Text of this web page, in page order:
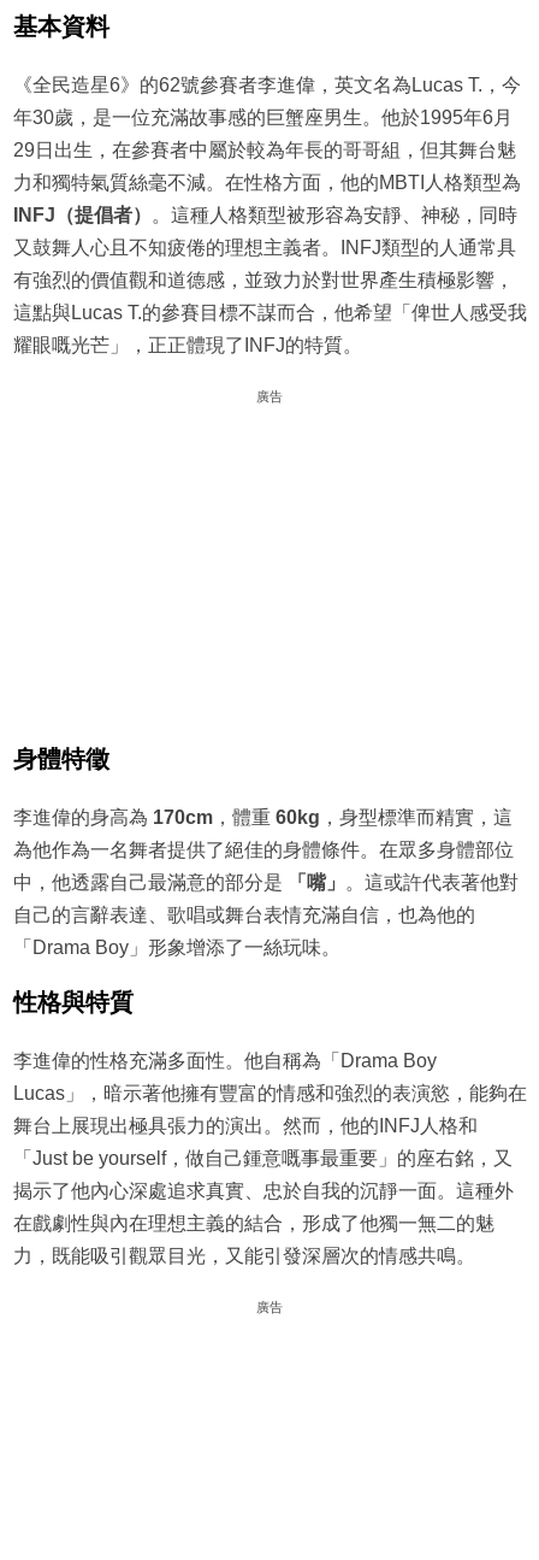
基本資料
《全民造星6》的62號參賽者李進偉，英文名為Lucas T.，今
年30歲，是一位充滿故事感的巨蟹座男生。他於1995年6月
29日出生，在參賽者中屬於較為年長的哥哥組，但其舞台魅
力和獨特氣質絲毫不減。在性格方面，他的MBTI人格類型為
INFJ（提倡者）
。這種人格類型被形容為安靜、神秘，同時
又鼓舞人心且不知疲倦的理想主義者。INFJ類型的人通常具
有強烈的價值觀和道德感，並致力於對世界產生積極影響，
這點與Lucas T.的參賽目標不謀而合，他希望「俾世人感受我
耀眼嘅光芒」，正正體現了INFJ的特質。
廣告
身體特徵
李進偉的身高為 170cm，體重 60kg ，身型標準而精實，這
為他作為一名舞者提供了絕佳的身體條件。在眾多身體部位
中，他透露自己最滿意的部分是
「嘴」
。這或許代表著他對
自己的言辭表達、歌唱或舞台表情充滿自信，也為他的
「Drama Boy」形象增添了一絲玩味。
性格與特質
李進偉的性格充滿多面性。他自稱為「Drama Boy
Lucas」，暗示著他擁有豐富的情感和強烈的表演慾，能夠在
舞台上展現出極具張力的演出。然而，他的INFJ人格和
「Just be yourself，做自己鍾意嘅事最重要」的座右銘，又
揭示了他內心深處追求真實、忠於自我的沉靜一面。這種外
在戲劇性與內在理想主義的結合，形成了他獨一無二的魅
力，既能吸引觀眾目光，又能引發深層次的情感共鳴。
廣告